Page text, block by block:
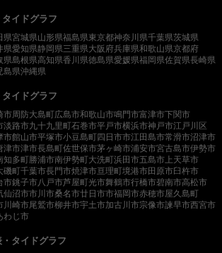
イドグラフ
県宮城県山形県福島県東京都神奈川県千葉県茨城県
県愛知県静岡県三重県大阪府兵庫県和歌山県京都府
県島根県高知県香川県徳島県愛媛県福岡県佐賀県長崎県
島県沖縄県
イドグラフ
市周防大島町広島市和歌山市鳴門市富津市下関市
淡路市九十九里町石巻市平戸市横浜市神戸市江戸川区
市館山市平塚市小豆島町四日市市江田島市常滑市沼津市
津市津市長島町佐世保市茅ヶ崎市浦安市宮古島市伊勢市
知多町勝浦市南伊勢町大洗町浜田市五島市 上天草市
磯町千葉市長門市焼津市亘理町境港市田原市臼杵市
市銚子市八戸市芦屋町光市舞鶴市行橋市碧南市高松市
仙沼市市川市桑名市廿日市市福岡市赤穂市屋久島町
川崎市尾鷲市柳井市宇土市加古川市宗像市諫早市西宮市
わじ市
タイドグラフ